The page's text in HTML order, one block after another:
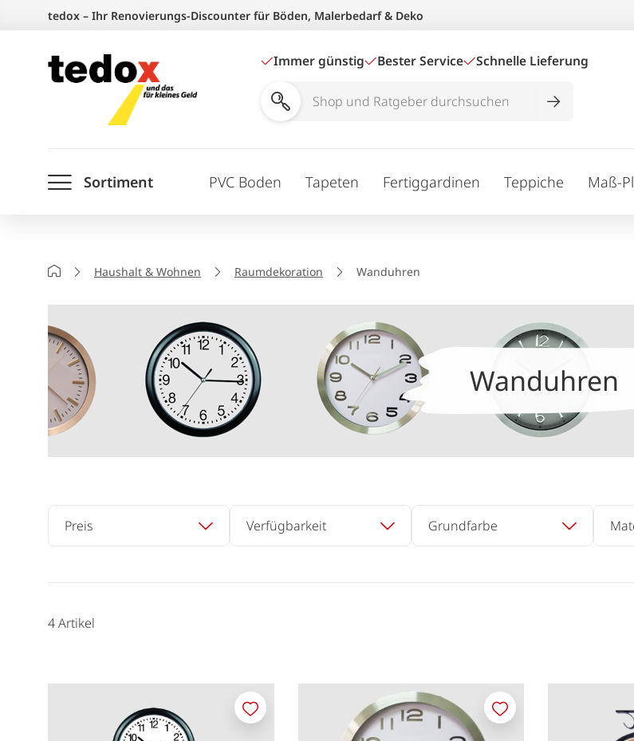
springen
tedox – Ihr Renovierungs-Discounter für Böden, Malerbedarf & Deko
Immer günstig Bester Service Schnelle Lieferung
Shop
durchsuchen
Sortiment PVC Boden Tapeten Fertiggardinen Teppiche Maß-
StartseiteHaushalt & Wohnen Raumdekoration Wanduhren
Wanduhren
Preis Verfügbarkeit Grundfarbe
4Artikel
Merken Merken